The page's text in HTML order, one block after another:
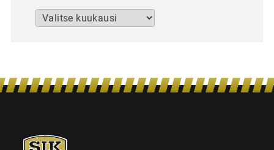
Arkistot
SJK-